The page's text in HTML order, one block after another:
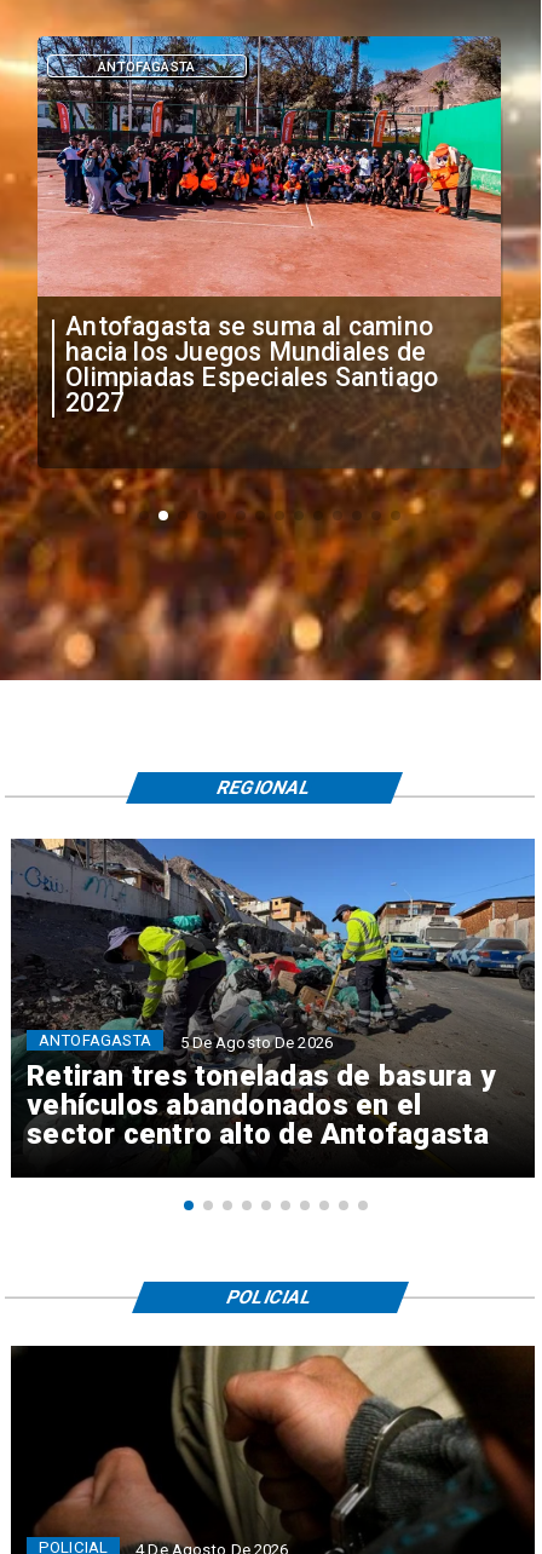
"Falta de profesionalismo": Sifup
anuncia medidas por situación
irregular de futbolistas
extranjeros
DEPORTES
Retiran tres toneladas de basura y
vehículos abandonados en el
sector centro alto de Antofagasta
ANTOFAGASTA 5 De Agosto De 2026
REGIONAL
POLICIAL 4 De Agosto De 2026
POLICIAL